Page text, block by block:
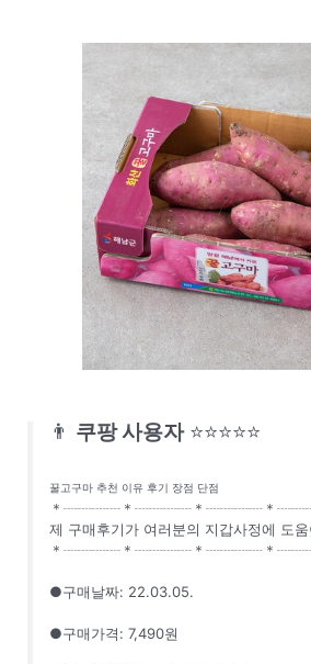
👨 쿠팡 사용자 ⭐⭐⭐⭐⭐
꿀고구마 추천 이유 후기 장점 단점
＊┈┈┈┈＊┈┈┈┈＊┈┈┈┈＊
제 구매후기가 여러분의 지갑사정에 도
＊┈┈┈┈＊┈┈┈┈＊┈┈┈┈＊
●구매날짜: 22.03.05.
●구매가격: 7,490원